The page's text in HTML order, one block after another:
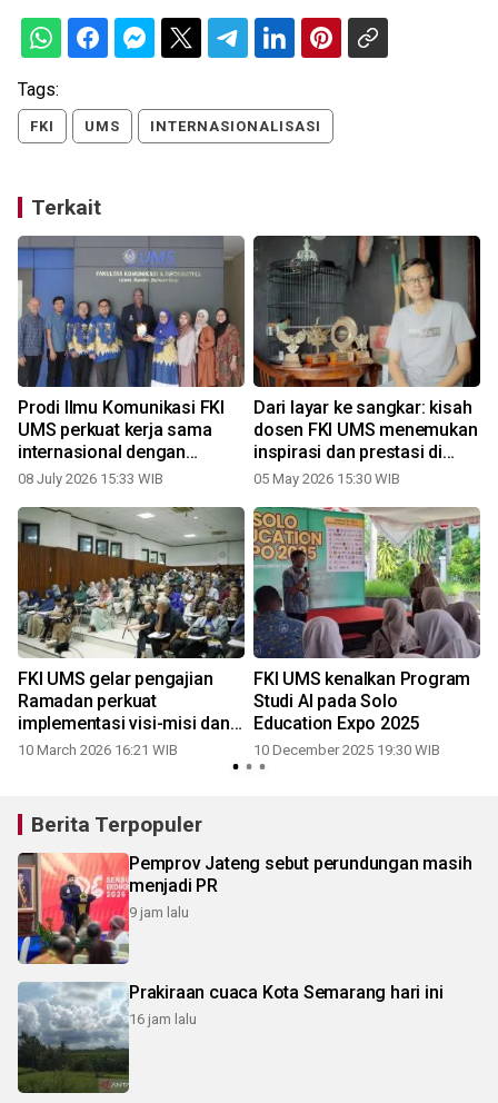
Tags:
FKI UMS INTERNASIONALISASI
Terkait
Prodi Ilmu Komunikasi FKI
UMS perkuat kerja sama
internasional dengan
University of Zululand
08 July 2026 15:33 WIB
Dari layar ke sangkar: kisah
dosen FKI UMS menemukan
inspirasi dan prestasi di
dunia burung
05 May 2026 15:30 WIB
FKI UMS gelar pengajian
Ramadan perkuat
implementasi visi-misi dan
sinergi civitas academica
10 March 2026 16:21 WIB
FKI UMS kenalkan Program
Studi AI pada Solo
Education Expo 2025
10 December 2025 19:30 WIB
Berita Terpopuler
Pemprov Jateng sebut perundungan masih
menjadi PR
9 jam lalu
Prakiraan cuaca Kota Semarang hari ini
16 jam lalu